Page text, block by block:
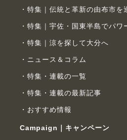
特集｜伝統と革新の由布市を
特集｜宇佐・国東半島でパワ
特集｜涼を探して大分へ
ニュース＆コラム
特集・連載の一覧
特集・連載の最新記事
おすすめ情報
Campaign｜キャンペーン